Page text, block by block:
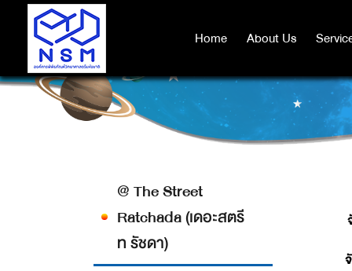
Home About Us Service
Home About Us
@ The Street
Ratchada (เดอะสตรี
ท รัชดา)